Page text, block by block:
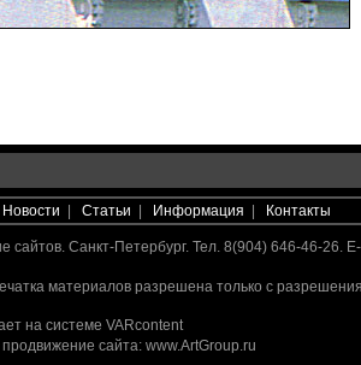
Новости Статьи Информация Контакты
сайтов. Санкт-Петербург. Тел. 8(904) 646-46-26.
материалов разрешена только с
на системе VARcontent
сайта: www.ArtGroup.ru